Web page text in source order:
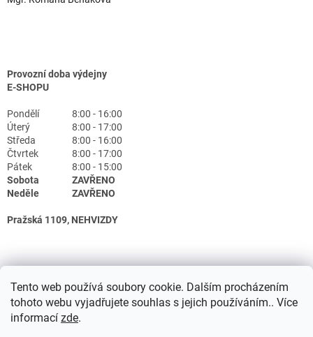
Tento web používá soubory cookie. Dalším procházením
tohoto webu vyjadřujete souhlas s jejich používáním.. Více
informací zde.
Provozní doba výdejny
E-SHOPU
Pondělí
8:00 - 16:00
Úterý
8:00 - 17:00
Středa
8:00 - 16:00
Čtvrtek
8:00 - 17:00
Pátek
8:00 - 15:00
Sobota
ZAVŘENO
Neděle
ZAVŘENO
Pražská 1109, NEHVIZDY